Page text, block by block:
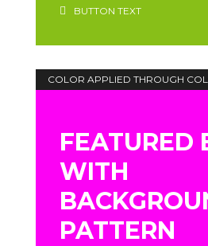
BUTTON TEXT
COLOR APPLIED THROUGH
FEATURED
WITH
PATTERN